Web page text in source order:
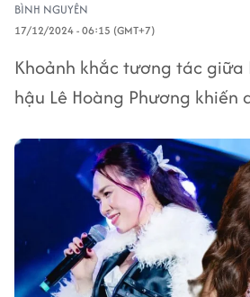
BÌNH NGUYÊN
17/12/2024 - 06:15 (GMT+7)
Khoảnh khắc tương tác giữa
hậu Lê Hoàng Phương khiến